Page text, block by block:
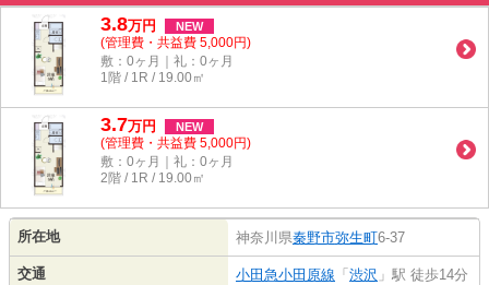
3.8万円 NEW
(管理費・共益費 5,000円)
敷：0ヶ月｜礼：0ヶ月
1階 / 1R / 19.00㎡
3.7万円 NEW
(管理費・共益費 5,000円)
敷：0ヶ月｜礼：0ヶ月
2階 / 1R / 19.00㎡
所在地 神奈川県秦野市弥生町6-37
交通 小田急小田原線 「 渋沢 」駅 徒歩14分